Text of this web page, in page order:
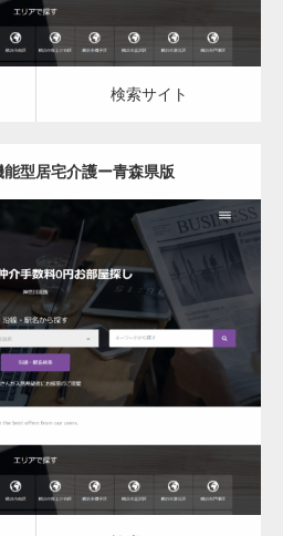
検索サイト
型居宅介護ー青森県版
日： 2023.03.09
多機能型居宅介護
ト